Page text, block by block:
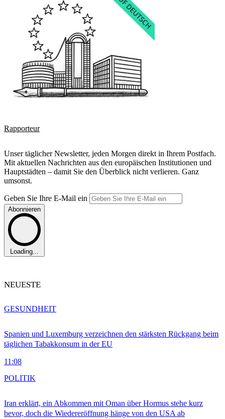
Rapporteur
Unser täglicher Newsletter, jeden Morgen direkt in Ihrem Postfach.
Mit aktuellen Nachrichten aus den europäischen Institutionen und
Hauptstädten – damit Sie den Überblick nicht verlieren. Ganz
umsonst.
Geben Sie Ihre E-Mail ein
Abonnieren
Loading...
NEUESTE
Spanien und Luxemburg verzeichnen den stärksten Rückgang beim
täglichen Tabakkonsum in der EU
11:08
GESUNDHEIT
Iran erklärt, ein Abkommen mit Oman über Hormus stehe kurz
bevor, doch die Wiedereröffnung hänge von den USA ab
POLITIK